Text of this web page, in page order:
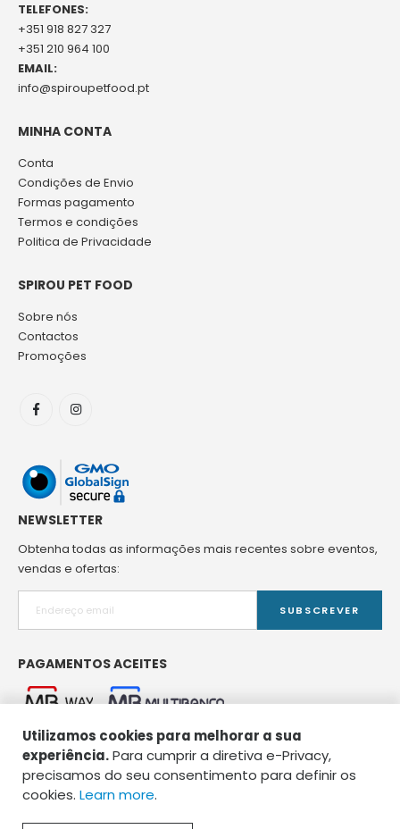
Utilizamos cookies para melhorar a sua
experiência.Para cumprir a diretiva e-Privacy,
precisamos do seu consentimento para definir os
cookies. Learn more.
TELEFONES:
+351 918 827 327
+351 210 964 100
EMAIL:
info@spiroupetfood.pt
MINHA CONTA
Conta
Condições de Envio
Formas pagamento
Termos e condições
Politica de Privacidade
SPIROU PET FOOD
Sobre nós
Contactos
Promoções
NEWSLETTER
Obtenha todas as informações mais recentes sobre eventos,
vendas e ofertas:
SUBSCREVER
PAGAMENTOS ACEITES